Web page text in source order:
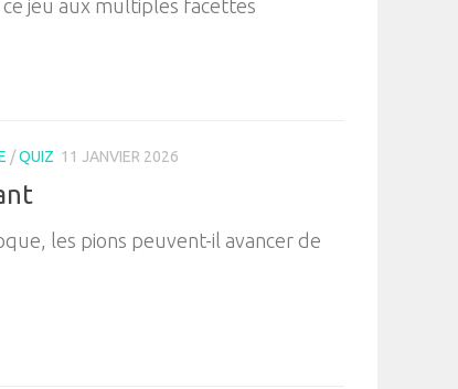
ce jeu aux multiples facettes
/QUIZ 11 JANVIER 2026
les pions peuvent-il avancer de